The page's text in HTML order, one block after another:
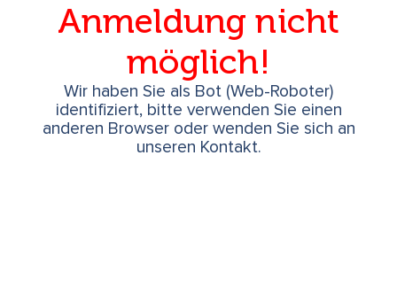
Anmeldung nicht
möglich!
Wir haben Sie als Bot (Web-Roboter)
identifiziert, bitte verwenden Sie einen
anderen Browser oder wenden Sie sich an
unseren Kontakt.